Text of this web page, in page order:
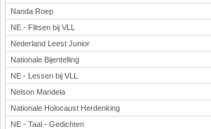
Nanda Roep
NE - Flitsen bij VLL
Nederland Leest Junior
Nationale Bijentelling
NE - Lessen bij VLL
Nelson Mandela
Nationale Holocaust Herdenking
NE - Taal - Gedichten